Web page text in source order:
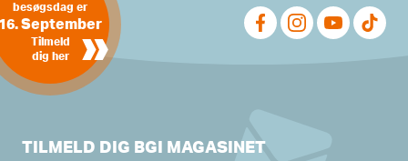
»
besøgsdag er
September
Tilmeld
dig her
TILMELD DIG BGI MAGASINET